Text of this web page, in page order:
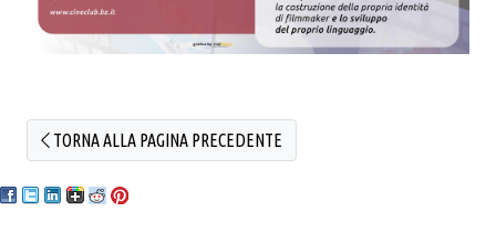
TORNA ALLA PAGINA PRECEDENTE